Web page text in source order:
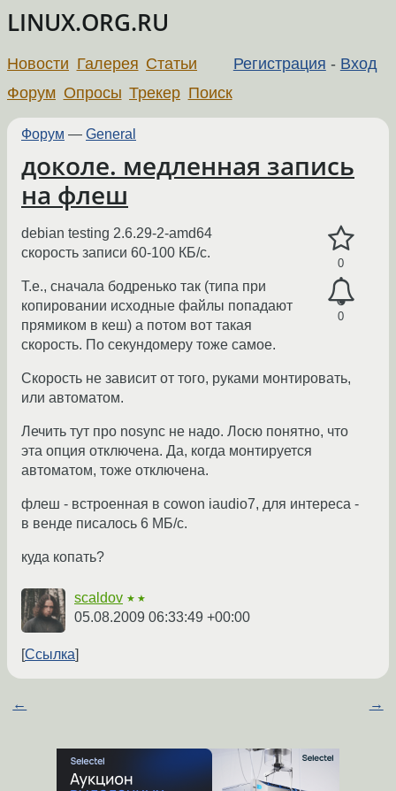
LINUX.ORG.RU
Регистрация - Вход
Новости Галерея Статьи
Форум Опросы Трекер Поиск
Форум — General
доколе. медленная запись
на флеш
0
0
debian testing 2.6.29-2-amd64
скорость записи 60-100 КБ/с.
Т.е., сначала бодренько так (типа при
копировании исходные файлы попадают
прямиком в кеш) а потом вот такая
скорость. По секундомеру тоже самое.
Скорость не зависит от того, руками монтировать,
или автоматом.
Лечить тут про nosync не надо. Лосю понятно, что
эта опция отключена. Да, когда монтируется
автоматом, тоже отключена.
флеш - встроенная в cowon iaudio7, для интереса -
в венде писалось 6 МБ/с.
куда копать?
scaldov ★★
05.08.2009 06:33:49 +00:00
Ссылка
← →